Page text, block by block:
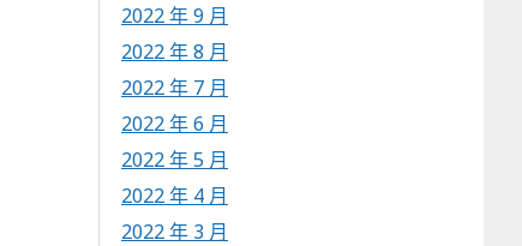
2022 年 9 月
2022 年 8 月
2022 年 7 月
2022 年 6 月
2022 年 5 月
2022 年 4 月
2022 年 3 月